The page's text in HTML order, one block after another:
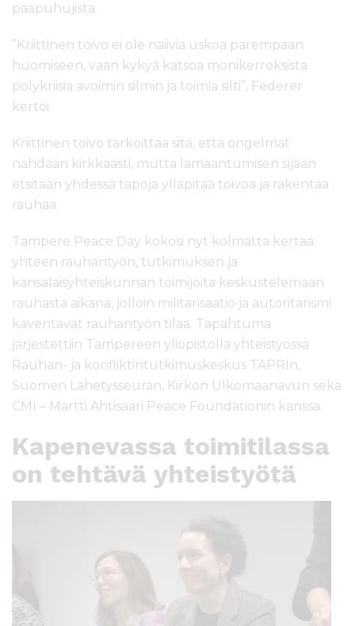
pääpuhujista.
”Kriittinen toivo ei ole naiivia uskoa parempaan
huomiseen, vaan kykyä katsoa monikerroksista
polykriisiä avoimin silmin ja toimia silti”, Federer
kertoi.
Kriittinen toivo tarkoittaa sitä, että ongelmat
nähdään kirkkaasti, mutta lamaantumisen sijaan
etsitään yhdessä tapoja ylläpitää toivoa ja rakentaa
rauhaa.
Tampere Peace Day kokosi nyt kolmatta kertaa
yhteen rauhantyön, tutkimuksen ja
kansalaisyhteiskunnan toimijoita keskustelemaan
rauhasta aikana, jolloin militarisaatio ja autoritarismi
kaventavat rauhantyön tilaa. Tapahtuma
järjestettiin Tampereen yliopistolla yhteistyössä
Rauhan- ja konfliktintutkimuskeskus TAPRIn,
Suomen Lähetysseuran, Kirkon Ulkomaanavun sekä
CMI – Martti Ahtisaari Peace Foundationin kanssa.
Kapenevassa toimitilassa
on tehtävä yhteistyötä